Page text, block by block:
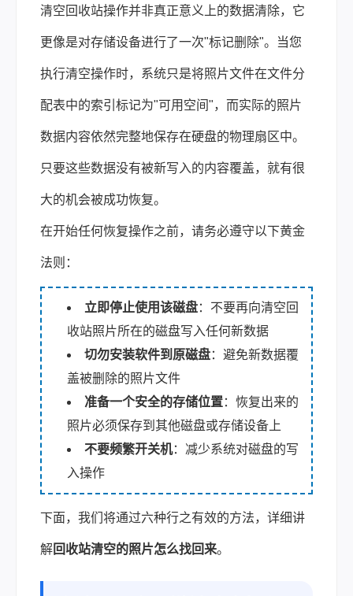
清空回收站操作并非真正意义上的数据清除，它
更像是对存储设备进行了一次"标记删除"。当您
执行清空操作时，系统只是将照片文件在文件分
配表中的索引标记为"可用空间"，而实际的照片
数据内容依然完整地保存在硬盘的物理扇区中。
只要这些数据没有被新写入的内容覆盖，就有很
大的机会被成功恢复。
在开始任何恢复操作之前，请务必遵守以下黄金
法则：
立即停止使用该磁盘：不要再向清空回
收站照片所在的磁盘写入任何新数据
切勿安装软件到原磁盘：避免新数据覆
盖被删除的照片文件
准备一个安全的存储位置：恢复出来的
照片必须保存到其他磁盘或存储设备上
不要频繁开关机：减少系统对磁盘的写
入操作
下面，我们将通过六种行之有效的方法，详细讲
解回收站清空的照片怎么找回来。